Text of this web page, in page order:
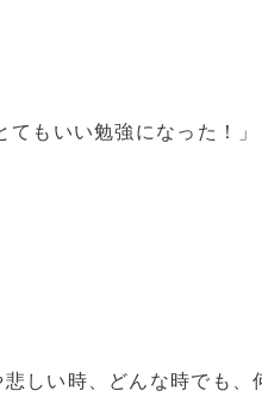
もいい勉強になった！」
しい時、どんな時でも、